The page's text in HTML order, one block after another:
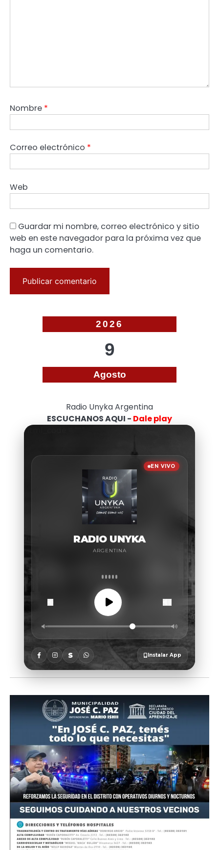
Nombre *
Correo electrónico *
Web
Guardar mi nombre, correo electrónico y sitio
web en este navegador para la próxima vez que
haga un comentario.
2026
9
Agosto
Radio Unyka Argentina
ESCUCHANOS AQUI - Dale play